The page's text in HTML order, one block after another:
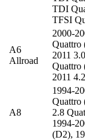
TDI
TFSI
A6
Allroad
2000-
Quattro
2011
Quattro
2011
A8
1994-
Quattro
2.8
1994-
(D2),